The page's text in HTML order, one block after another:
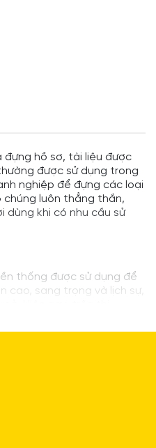
đựng hồ sơ, tài liệu được
được sử dụng trong
nghiệp để đựng các loại
luôn thẳng thắn,
dùng khi có nhu cầu sử
thống được sử dụng để
cao, sang trọng và lịch sự,
từ da động vật, có độ
khá cao.
từ các chất liệu tổng hợp,
nhưng vẫn đảm bảo
mỹ.